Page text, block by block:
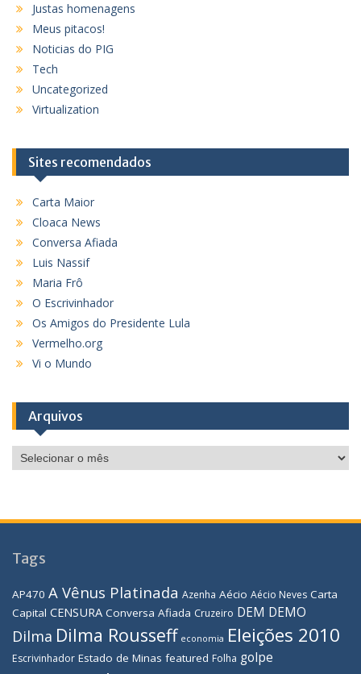
Justas homenagens
Meus pitacos!
Noticias do PIG
Tech
Uncategorized
Virtualization
Sites recomendados
Carta Maior
Cloaca News
Conversa Afiada
Luis Nassif
Maria Frô
O Escrivinhador
Os Amigos do Presidente Lula
Vermelho.org
Vi o Mundo
Arquivos
Arquivos
Tags
AP470 A Vênus Platinada Azenha Aécio Aécio Neves Carta
Capital CENSURA Conversa Afiada Cruzeiro DEM DEMO
Dilma Dilma Rousseff economia Eleições 2010
Escrivinhador Estado de Minas featured Folha golpe